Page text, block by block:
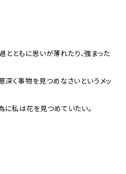
ともに思いが薄れたり、強まった
深く事物を見つめなさいというメッ
に私は花を見つめていたい。